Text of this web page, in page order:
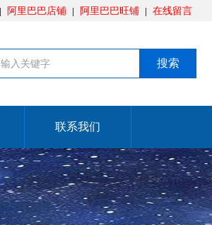
阿里巴巴店铺 阿里巴巴旺铺 在线留言
联系我们